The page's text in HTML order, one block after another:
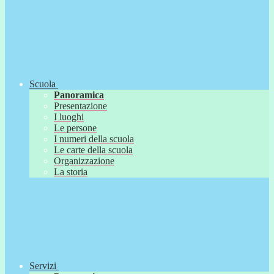
Scuola
Panoramica
Presentazione
I luoghi
Le persone
I numeri della scuola
Le carte della scuola
Organizzazione
La storia
Servizi